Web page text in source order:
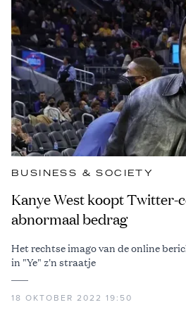
BUSINESS & SOCIETY
Kanye West koopt
abnormaal bedrag
Het rechtse imago van de online
in "Ye" z'n straatje
18 OKTOBER 2022 19:50